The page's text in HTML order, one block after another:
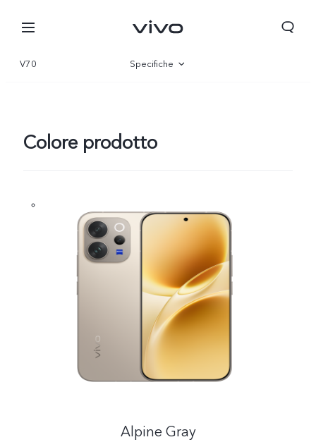
V70 Specifiche
Colore prodotto
Alpine Gray